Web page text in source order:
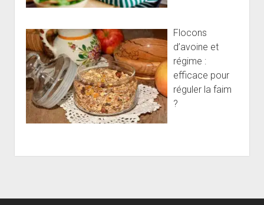
Flocons
d’avoine et
régime :
efficace pour
réguler la faim
?